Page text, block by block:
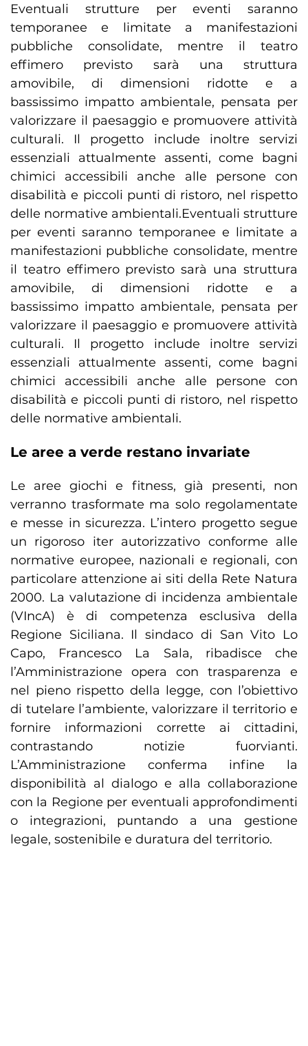
Eventuali strutture per eventi saranno
temporanee e limitate a manifestazioni
pubbliche consolidate, mentre il teatro
effimero previsto sarà una struttura
amovibile, di dimensioni ridotte e a
bassissimo impatto ambientale, pensata per
valorizzare il paesaggio e promuovere attività
culturali. Il progetto include inoltre servizi
essenziali attualmente assenti, come bagni
chimici accessibili anche alle persone con
disabilità e piccoli punti di ristoro, nel rispetto
delle normative ambientali.Eventuali strutture
per eventi saranno temporanee e limitate a
manifestazioni pubbliche consolidate, mentre
il teatro effimero previsto sarà una struttura
amovibile, di dimensioni ridotte e a
bassissimo impatto ambientale, pensata per
valorizzare il paesaggio e promuovere attività
culturali. Il progetto include inoltre servizi
essenziali attualmente assenti, come bagni
chimici accessibili anche alle persone con
disabilità e piccoli punti di ristoro, nel rispetto
delle normative ambientali.
Le aree a verde restano invariate
Le aree giochi e fitness, già presenti, non
verranno trasformate ma solo regolamentate
e messe in sicurezza. L’intero progetto segue
un rigoroso iter autorizzativo conforme alle
normative europee, nazionali e regionali, con
particolare attenzione ai siti della Rete Natura
2000. La valutazione di incidenza ambientale
(VIncA) è di competenza esclusiva della
Regione Siciliana. Il sindaco di San Vito Lo
Capo, Francesco La Sala, ribadisce che
l’Amministrazione opera con trasparenza e
nel pieno rispetto della legge, con l’obiettivo
di tutelare l’ambiente, valorizzare il territorio e
fornire informazioni corrette ai cittadini,
contrastando notizie fuorvianti.
L’Amministrazione conferma infine la
disponibilità al dialogo e alla collaborazione
con la Regione per eventuali approfondimenti
o integrazioni, puntando a una gestione
legale, sostenibile e duratura del territorio.